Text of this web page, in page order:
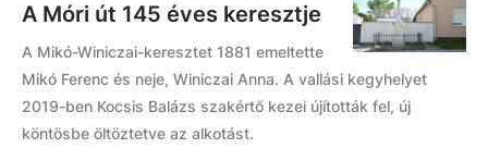
A Móri út 145 éves keresztje
A Mikó-Winiczai-keresztet 1881 emeltette
Mikó Ferenc és neje, Winiczai Anna. A vallási kegyhelyet
2019-ben Kocsis Balázs szakértő kezei újították fel, új
köntösbe öltöztetve az alkotást.